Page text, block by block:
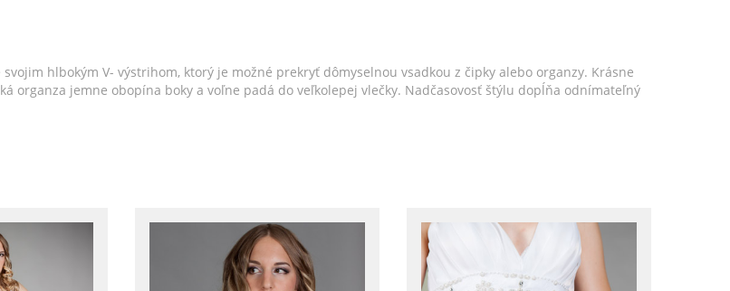
hlbokým V- výstrihom, ktorý je možné prekryť dômyselnou vsadkou z čipky alebo organzy. Krásne
organza jemne obopína boky a voľne padá do veľkolepej vlečky. Nadčasovosť štýlu dopĺňa odnímateľný